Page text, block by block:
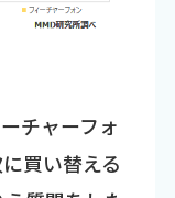
チャーフォ
買い替える